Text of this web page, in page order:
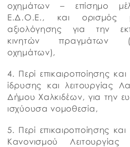
οχημάτων – επίσημο
Ε.Δ.Ο.Ε., και ορισμός
αξιολόγησης για την
κινητών πραγμάτων
οχημάτων),
4. Περί επικαιροποίησης
ίδρυσης και λειτουργίας
Δήμου Χαλκιδέων, για την
ισχύουσα νομοθεσία,
5. Περί επικαιροποίησης
Κανονισμού